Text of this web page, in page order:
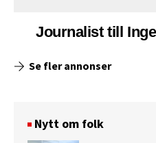
Journalist till
Se fler annonser
Nytt om folk